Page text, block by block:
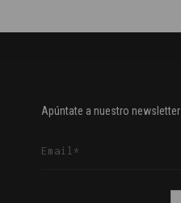
Apúntate a nuestro newsletter